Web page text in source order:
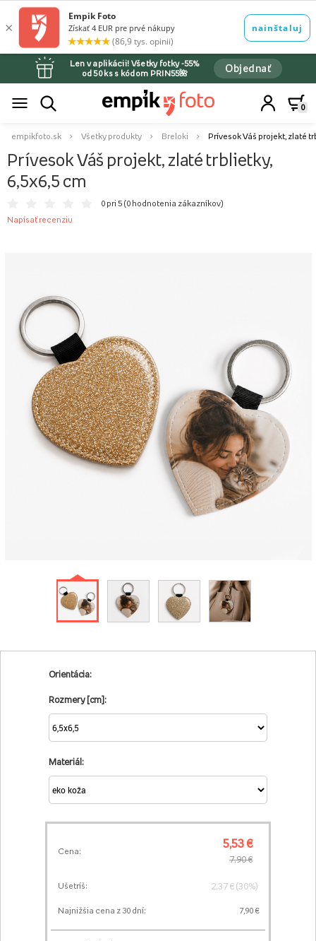
Len v aplikácii! Všetky fotky -55%
od 50 ks s kódom PRIN55🌺
Objednať
0
empikfoto.sk Všetky produkty Breloki Prívesok Váš projekt, zlaté
Prívesok Váš projekt, zlaté trblietky,
6,5x6,5 cm
0 pri 5 (0 hodnotenia zákazníkov)
Napísať recenziu
Orientácia:
Rozmery [cm]:
Materiál:
Cena:
5,53 €
7,90 €
Ušetríš: 2,37 € (30%)
Najnižšia cena z 30 dní: 7,90 €